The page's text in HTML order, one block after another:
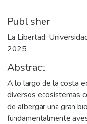
Publisher
La Libertad:
2025
Abstract
A lo largo de la costa
diversos ecosistemas
de albergar una gran
fundamentalmente